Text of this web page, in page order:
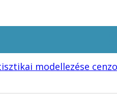
modellezése